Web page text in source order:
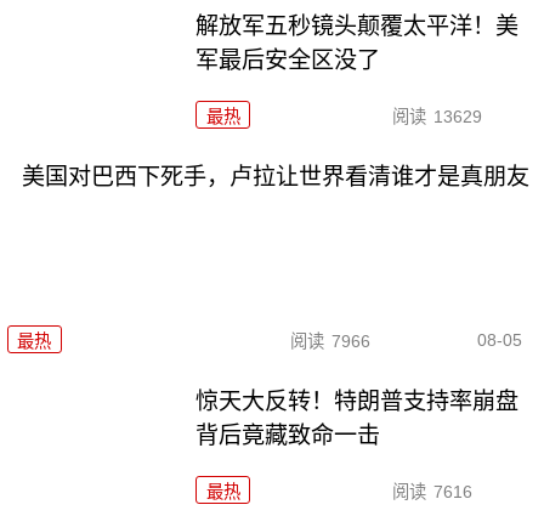
解放军五秒镜头颠覆太平洋！美
军最后安全区没了
最热 阅读 13629
美国对巴西下死手，卢拉让世界看清谁才是真朋友
最热 阅读 7966 08-05
惊天大反转！特朗普支持率崩盘
背后竟藏致命一击
最热 阅读 7616